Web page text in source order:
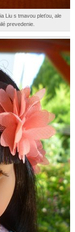
Liu s tmavou pleťou, ale
prevedenie.